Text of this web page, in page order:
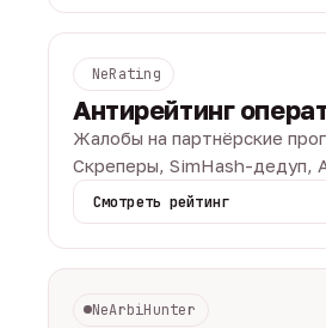
NeRating
Антирейтинг
Жалобы на партнёрские
Скреперы, SimHash-дедуп,
Смотреть рейтинг
NeArbiHunter